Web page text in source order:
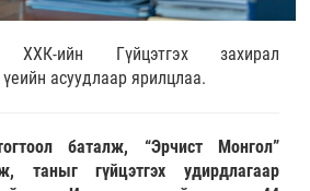
ХХК-ийн Гүйцэтгэх захирал
асуудлаар ярилцлаа.
баталж, “Эрчист Монгол”
таныг гүйцэтгэх удирдлагаар